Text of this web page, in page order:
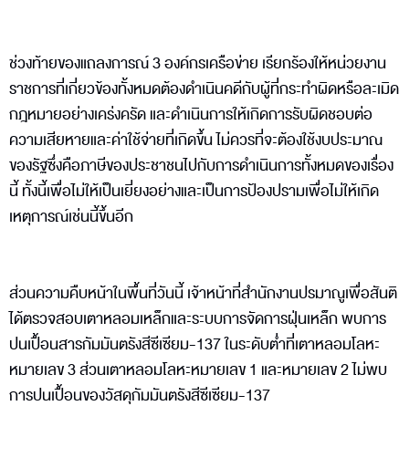
ช่วงท้ายของแถลงการณ์ 3 องค์กรเครือข่าย เรียกร้องให้หน่วยงาน
ราชการที่เกี่ยวข้องทั้งหมดต้องดำเนินคดีกับผู้ที่กระทำผิดหรือละเมิด
กฎหมายอย่างเคร่งครัด และดำเนินการให้เกิดการรับผิดชอบต่อ
ความเสียหายและค่าใช้จ่ายที่เกิดขึ้น ไม่ควรที่จะต้องใช้งบประมาณ
ของรัฐซึ่งคือภาษีของประชาชนไปกับการดำเนินการทั้งหมดของเรื่อง
นี้ ทั้งนี้เพื่อไม่ให้เป็นเยี่ยงอย่างและเป็นการป้องปรามเพื่อไม่ให้เกิด
เหตุการณ์เช่นนี้ขึ้นอีก
ส่วนความคืบหน้าในพื้นที่วันนี้ เจ้าหน้าที่สำนักงานปรมาณูเพื่อสันติ
ได้ตรวจสอบเตาหลอมเหล็กและระบบการจัดการฝุ่นเหล็ก พบการ
ปนเปื้อนสารกัมมันตรังสีซีเซียม-137 ในระดับต่ำที่เตาหลอมโลหะ
หมายเลข 3 ส่วนเตาหลอมโลหะหมายเลข 1 และหมายเลข 2 ไม่พบ
การปนเปื้อนของวัสดุกัมมันตรังสีซีเซียม-137